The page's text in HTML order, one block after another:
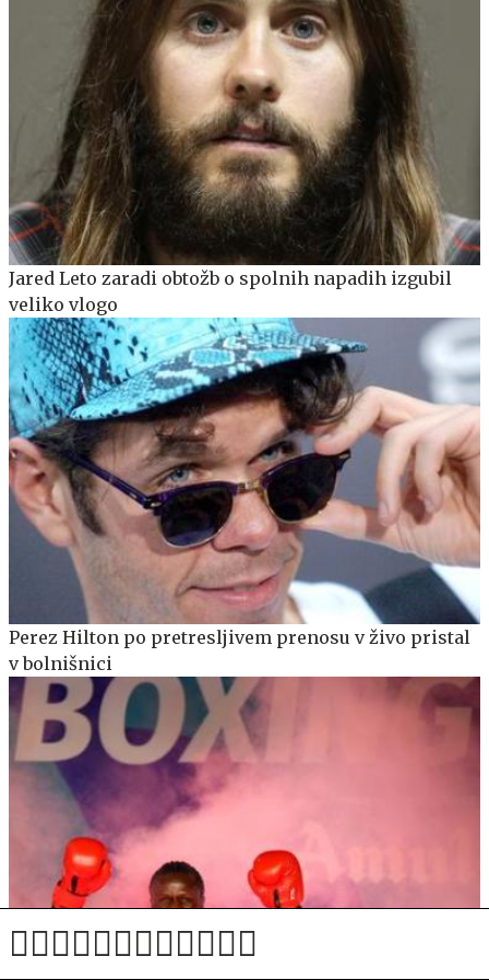
Jared Leto zaradi obtožb o spolnih napadih izgubil
veliko vlogo
Perez Hilton po pretresljivem prenosu v živo pristal
v bolnišnici